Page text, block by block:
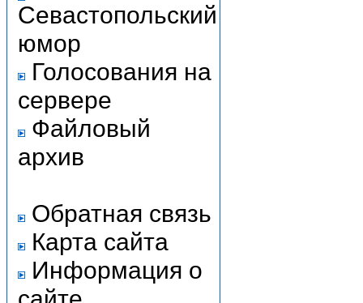
Севастопольский
юмор
Голосования на
сервере
Файловый
архив
Обратная связь
Карта сайта
Информация о